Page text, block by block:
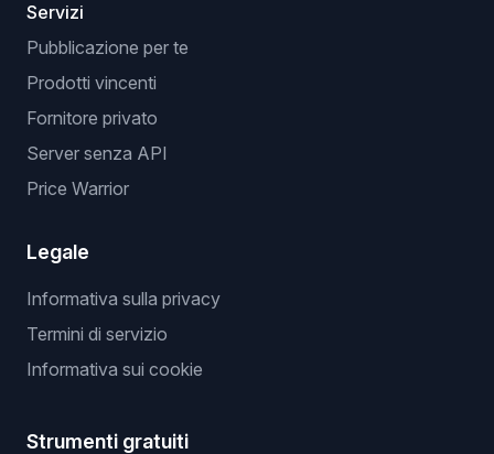
Servizi
Pubblicazione per te
Prodotti vincenti
Fornitore privato
Server senza API
Price Warrior
Legale
Informativa sulla privacy
Termini di servizio
Informativa sui cookie
Strumenti gratuiti